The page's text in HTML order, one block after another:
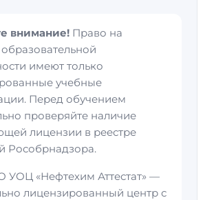
внимание! Право на
имеют только
учебные
Перед обучением
проверяйте наличие
лицензии в реестре
Рособрнадзора.
«Нефтехим Аттестат» —
лицензированный центр с